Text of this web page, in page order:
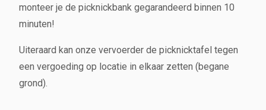
monteer je de picknickbank gegarandeerd binnen 10
minuten!
Uiteraard kan onze vervoerder de picknicktafel tegen
een vergoeding op locatie in elkaar zetten (begane
grond).